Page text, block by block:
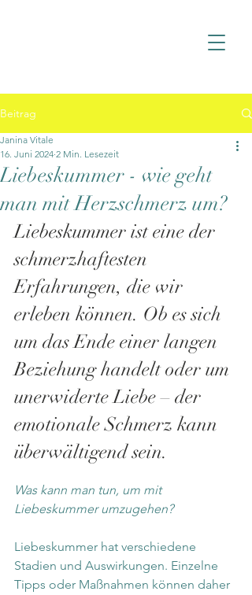
Beitrag
Liebeskummer - wie geht
man mit Herzschmerz um?
Janina Vitale
16. Juni 2024 2 Min. Lesezeit
Liebeskummer ist eine der
schmerzhaftesten
Erfahrungen, die wir
erleben können. Ob es sich
um das Ende einer langen
Beziehung handelt oder um
unerwiderte Liebe – der
emotionale Schmerz kann
überwältigend sein.
Was kann man tun, um mit
Liebeskummer umzugehen?
Liebeskummer hat verschiedene
Stadien und Auswirkungen. Einzelne
Tipps oder Maßnahmen können daher